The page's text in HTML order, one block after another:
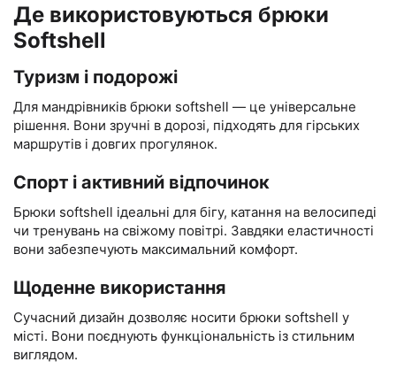
Де використовуються брюки
Softshell
Туризм і подорожі
Для мандрівників брюки softshell — це універсальне
рішення. Вони зручні в дорозі, підходять для гірських
маршрутів і довгих прогулянок.
Спорт і активний відпочинок
Брюки softshell ідеальні для бігу, катання на велосипеді
чи тренувань на свіжому повітрі. Завдяки еластичності
вони забезпечують максимальний комфорт.
Щоденне використання
Сучасний дизайн дозволяє носити брюки softshell у
місті. Вони поєднують функціональність із стильним
виглядом.